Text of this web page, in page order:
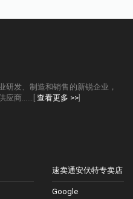
研发、制造和销售的新锐企业，
商......[ 查看更多 >>
速卖通安伏特专卖店
Google